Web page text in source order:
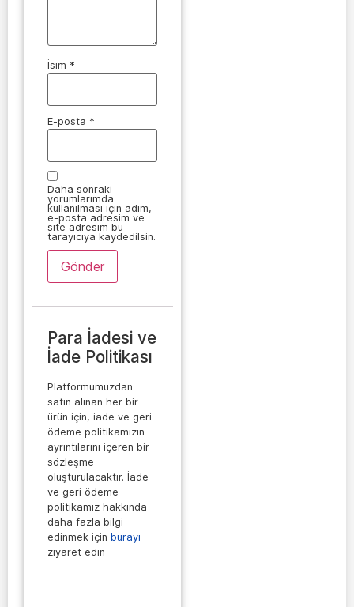
İsim *
E-posta *
Daha sonraki
yorumlarımda
kullanılması için adım,
e-posta adresim ve
site adresim bu
tarayıcıya kaydedilsin.
Para İadesi ve
İade Politikası
Platformumuzdan
satın alınan her bir
ürün için, iade ve geri
ödeme politikamızın
ayrıntılarını içeren bir
sözleşme
oluşturulacaktır. İade
ve geri ödeme
politikamız hakkında
daha fazla bilgi
edinmek için burayı
ziyaret edin